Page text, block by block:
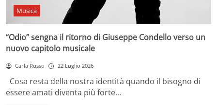
Musica
“Odio” sengna il ritorno di Giuseppe Condello verso un
nuovo capitolo musicale
Carla Russo 22 Luglio 2026
Cosa resta della nostra identità quando il bisogno di
essere amati diventa più forte…